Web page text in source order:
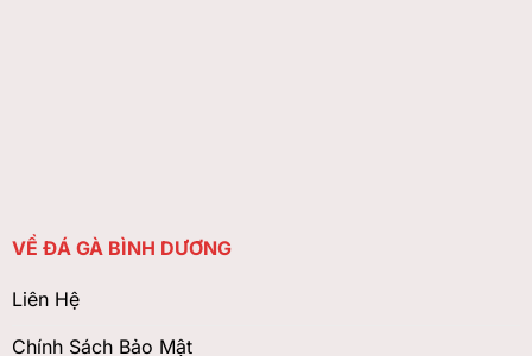
VỀ ĐÁ GÀ BÌNH DƯƠNG
Liên Hệ
Chính Sách Bảo Mật